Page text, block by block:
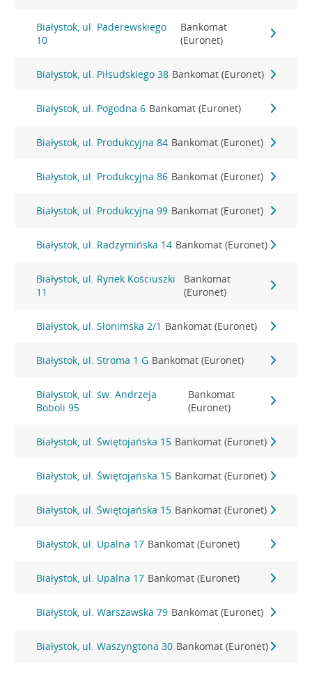
Białystok, ul. Paderewskiego
10
Bankomat
(Euronet)
Białystok, ul. Piłsudskiego 38 Bankomat (Euronet)
Białystok, ul. Pogodna 6 Bankomat (Euronet)
Białystok, ul. Produkcyjna 84 Bankomat (Euronet)
Białystok, ul. Produkcyjna 86 Bankomat (Euronet)
Białystok, ul. Produkcyjna 99 Bankomat (Euronet)
Białystok, ul. Radzymińska 14 Bankomat (Euronet)
Białystok, ul. Rynek Kościuszki
11
Bankomat
(Euronet)
Białystok, ul. Słonimska 2/1 Bankomat (Euronet)
Białystok, ul. Stroma 1 G Bankomat (Euronet)
Białystok, ul. św. Andrzeja
Boboli 95
Bankomat
(Euronet)
Białystok, ul. Świętojańska 15 Bankomat (Euronet)
Białystok, ul. Świętojańska 15 Bankomat (Euronet)
Białystok, ul. Świętojańska 15 Bankomat (Euronet)
Białystok, ul. Upalna 17 Bankomat (Euronet)
Białystok, ul. Upalna 17 Bankomat (Euronet)
Białystok, ul. Warszawska 79 Bankomat (Euronet)
Białystok, ul. Waszyngtona 30 Bankomat (Euronet)